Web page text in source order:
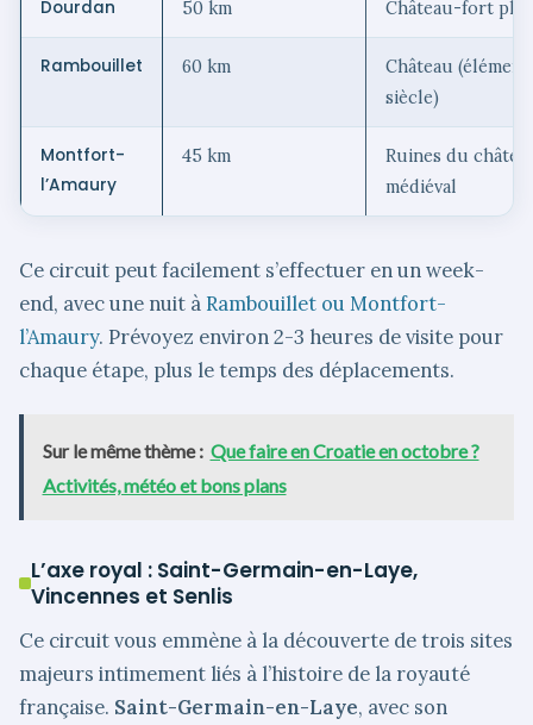
Dourdan 50 km Château-fort
Rambouillet 60 km
Château
siècle)
Montfort-
l’Amaury
45 km
Ruines du
médiéval
Ce circuit peut facilement s’effectuer en un week-
end, avec une nuit à Rambouillet ou Montfort-
l’Amaury. Prévoyez environ 2-3 heures de visite pour
chaque étape, plus le temps des déplacements.
Sur le même thème : Que faire en Croatie en octobre ?
Activités, météo et bons plans
L’axe royal : Saint-Germain-en-Laye,
Vincennes et Senlis
Ce circuit vous emmène à la découverte de trois sites
majeurs intimement liés à l’histoire de la royauté
française. Saint-Germain-en-Laye, avec son